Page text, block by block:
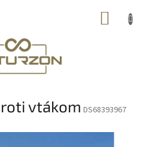
vtákom DS68393967